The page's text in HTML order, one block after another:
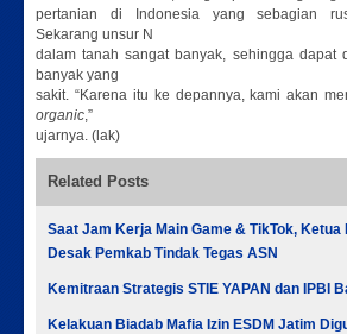
pertanian di Indonesia yang sebagian
Sekarang unsur N
dalam tanah sangat banyak, sehingga dapat
banyak yang
sakit. “Karena itu ke depannya, kami akan
organic,”
ujarnya. (lak)
Related Posts
Saat Jam Kerja Main Game & TikTok, Ketua
Desak Pemkab Tindak Tegas ASN
Kemitraan Strategis STIE YAPAN dan IPBI
Kelakuan Biadab Mafia Izin ESDM Jatim